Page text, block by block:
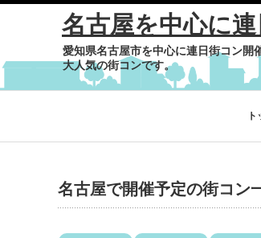
名古屋を中心に連
愛知県名古屋市を中心に連日街コン開
大人気の街コンです。
名古屋で開催予定の街コン